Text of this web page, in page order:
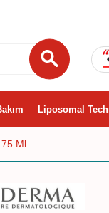
Liposomal
Ml